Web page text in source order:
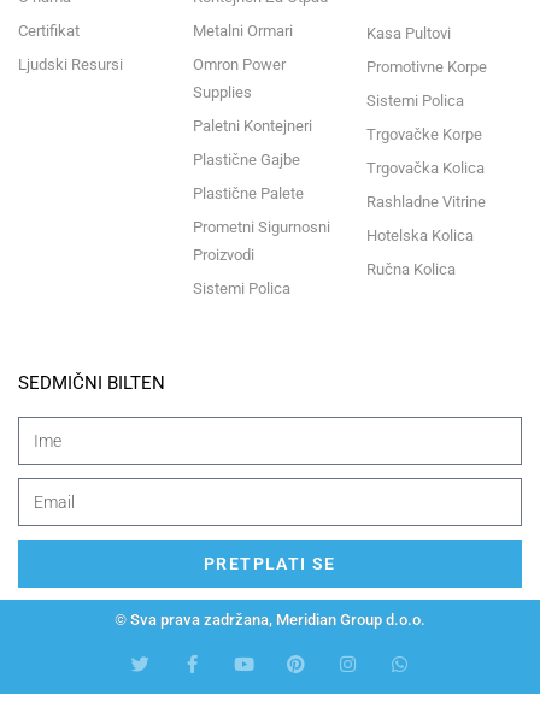
Certifikat
Ljudski Resursi
Metalni Ormari
Omron Power
Supplies
Paletni Kontejneri
Plastične Gajbe
Plastične Palete
Prometni Sigurnosni
Proizvodi
Sistemi Polica
Kasa Pultovi
Promotivne Korpe
Sistemi Polica
Trgovačke Korpe
Trgovačka Kolica
Rashladne Vitrine
Hotelska Kolica
Ručna Kolica
SEDMIČNI BILTEN
PRETPLATI SE
© Sva prava zadržana, Meridian Group d.o.o.